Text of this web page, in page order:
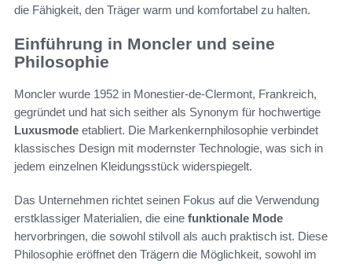
die Fähigkeit, den Träger warm und komfortabel zu halten.
Einführung in Moncler und seine
Philosophie
Moncler wurde 1952 in Monestier-de-Clermont, Frankreich,
gegründet und hat sich seither als Synonym für hochwertige
Luxusmode etabliert. Die Markenkernphilosophie verbindet
klassisches Design mit modernster Technologie, was sich in
jedem einzelnen Kleidungsstück widerspiegelt.
Das Unternehmen richtet seinen Fokus auf die Verwendung
erstklassiger Materialien, die eine funktionale Mode
hervorbringen, die sowohl stilvoll als auch praktisch ist. Diese
Philosophie eröffnet den Trägern die Möglichkeit, sowohl im